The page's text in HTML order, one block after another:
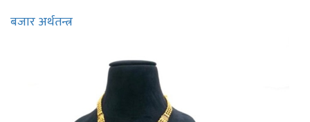
बजार अर्थतन्त्र